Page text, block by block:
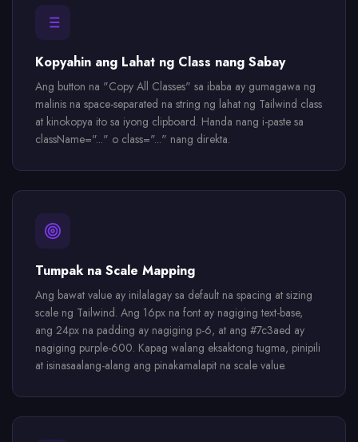
Kopyahin ang Lahat ng Class nang Sabay
Ang button na "Copy All Classes" sa ibaba ay gumagawa ng
malinis na space-separated na string ng lahat ng Tailwind class
at kinokopya ito sa iyong clipboard. Handa nang i-paste sa
className="..." o class="..." nang direkta.
Tumpak na Scale Mapping
Ang bawat value ay inilalagay sa default na spacing at sizing
scale ng Tailwind. Ang 16px na font ay nagiging text-base,
ang 24px na padding ay nagiging p-6, at ang #7c3aed ay
nagiging purple-600. Kapag walang eksaktong tugma, pinipili
at isinasaalang-alang ang pinakamalapit na scale value.